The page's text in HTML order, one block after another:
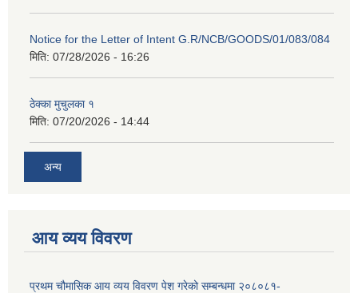
Notice for the Letter of Intent G.R/NCB/GOODS/01/083/084
मिति: 07/28/2026 - 16:26
ठेक्का मुचुलका १
मिति: 07/20/2026 - 14:44
अन्य
आय व्यय विवरण
प्रथम चौमासिक आय व्यय विवरण पेश गरेको सम्बन्धमा २०८०८१-